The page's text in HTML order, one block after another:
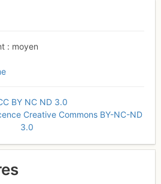
moyen
BY NC ND 3.0
Creative Commons BY-NC-ND
3.0